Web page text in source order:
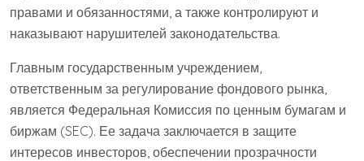
правами и обязанностями, а также контролируют и
наказывают нарушителей законодательства.
Главным государственным учреждением,
ответственным за регулирование фондового рынка,
является Федеральная Комиссия по ценным бумагам и
биржам (SEC). Ее задача заключается в защите
интересов инвесторов, обеспечении прозрачности